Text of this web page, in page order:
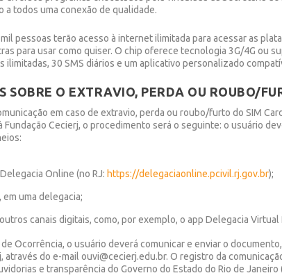
a todos uma conexão de qualidade.
pessoas terão acesso à internet ilimitada para acessar as
para usar como quiser. O chip oferece tecnologia 3G/4G ou
ilimitadas, 30 SMS diários e um aplicativo personalizado
SOBRE O EXTRAVIO, PERDA OU ROUBO/
em caso de extravio, perda ou roubo/furto do SIM
Cecierj, o procedimento será o seguinte: o usuário
Online (no RJ: https://delegaciaonline.pcivil.rj.gov.br);
uma delegacia;
canais digitais, como, por exemplo, o app Delegacia Virtual
Ocorrência, o usuário deverá comunicar e enviar o
através do e-mail ouvi@cecierj.edu.br. O registro da
e transparência do Governo do Estado do Rio de Janeiro